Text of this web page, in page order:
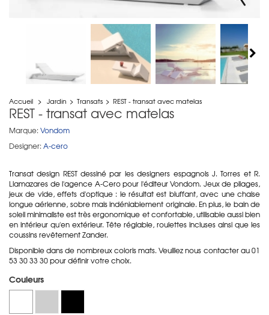
Accueil > Jardin > Transats > REST - transat avec matelas
REST - transat avec matelas
Marque: Vondom
Designer: A-cero
Transat design REST dessiné par les designers espagnols J. Torres et R.
Llamazares de l'agence A-Cero pour l'éditeur Vondom. Jeux de pliages,
jeux de vide, effets d'optique : le résultat est bluffant, avec une chaise
longue aérienne, sobre mais indéniablement originale. En plus, le bain de
soleil minimaliste est très ergonomique et confortable, utilisable aussi bien
en intérieur qu'en extérieur. Tête réglable, roulettes incluses ainsi que les
coussins revêtement Zander.
Disponible dans de nombreux coloris mats. Veuillez nous contacter au 01
53 30 33 30 pour définir votre choix.
Couleurs